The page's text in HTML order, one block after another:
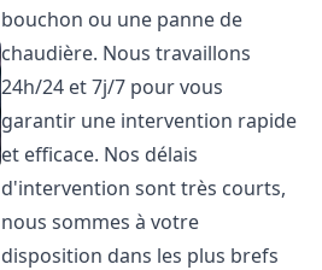
bouchon ou une panne de
chaudière. Nous travaillons
24h/24 et 7j/7 pour vous
garantir une intervention rapide
et efficace. Nos délais
d'intervention sont très courts,
nous sommes à votre
disposition dans les plus brefs